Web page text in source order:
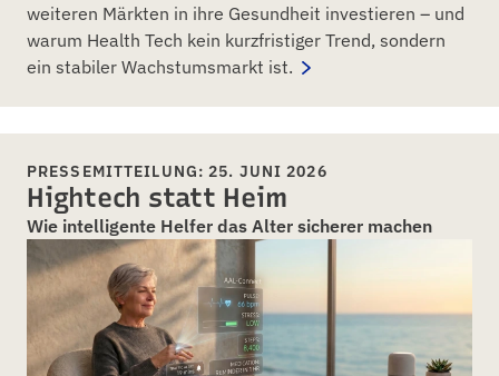
weiteren Märkten in ihre Gesundheit investieren – und
warum Health Tech kein kurzfristiger Trend, sondern
ein stabiler Wachstumsmarkt ist.
PRESSEMITTEILUNG: 25. JUNI 2026
Hightech statt Heim
Wie intelligente Helfer das Alter sicherer machen